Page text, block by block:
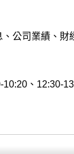
公司業績、財
10:20、12:30-